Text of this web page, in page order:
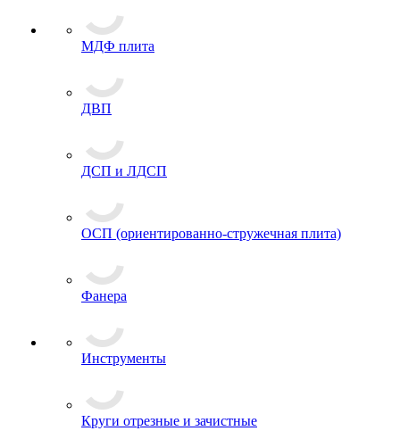
МДФ плита
ДВП
ДСП и ЛДСП
ОСП (ориентированно-стружечная плита)
Фанера
Инструменты
Круги отрезные и зачистные